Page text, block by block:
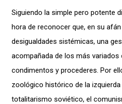
Siguiendo la simple pero potente
hora de reconocer que, en su
desigualdades sistémicas, una
acompañada de los más variados
condimentos y procederes. Por
zoológico histórico de la
totalitarismo soviético, el